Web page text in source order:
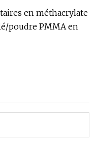
en méthacrylate
poudre PMMA en